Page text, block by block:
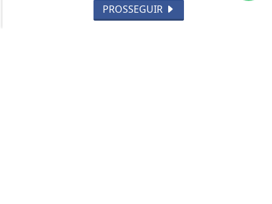
DIREITOS HUMANOS
PROSSEGUIR